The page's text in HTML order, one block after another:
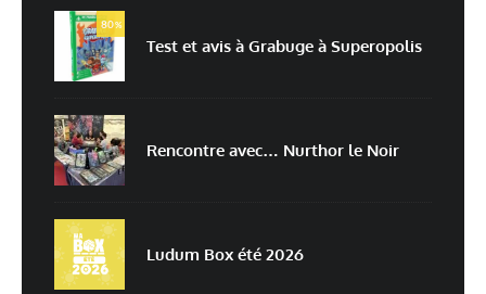
Enregistrer mon nom, mon e-mail et mon site dans le navigateur pour
mon prochain commentaire.
Prévenez-moi de tous les nouveaux commentaires par e-mail.
Prévenez-moi de tous les nouveaux articles par e-mail.
80%
Test et avis à Grabuge à Superopolis
Rencontre avec… Nurthor le Noir
Ludum Box été 2026